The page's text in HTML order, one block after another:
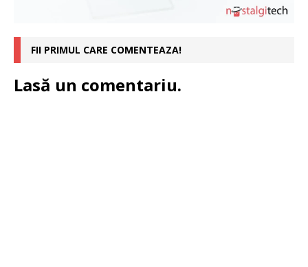
FII PRIMUL CARE COMENTEAZA!
Lasă un comentariu.